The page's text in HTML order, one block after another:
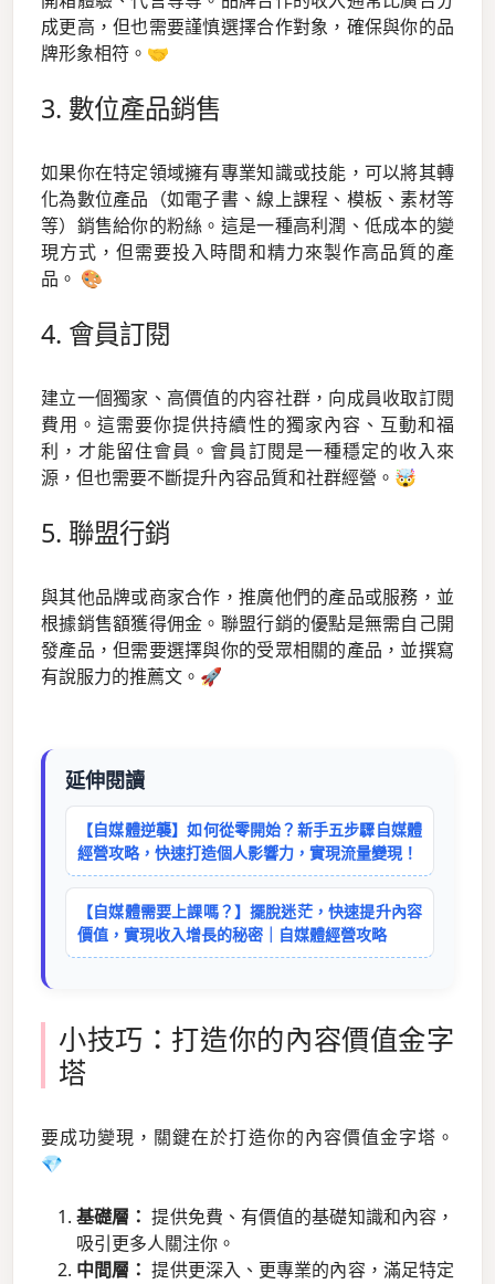
成更高，但也需要謹慎選擇合作對象，確保與你的品
牌形象相符。🤝
3. 數位產品銷售
如果你在特定領域擁有專業知識或技能，可以將其轉
化為數位產品（如電子書、線上課程、模板、素材等
等）銷售給你的粉絲。這是一種高利潤、低成本的變
現方式，但需要投入時間和精力來製作高品質的產
品。 🎨
4. 會員訂閱
建立一個獨家、高價值的内容社群，向成員收取訂閱
費用。這需要你提供持續性的獨家內容、互動和福
利，才能留住會員。會員訂閱是一種穩定的收入來
源，但也需要不斷提升內容品質和社群經營。🤯
5. 聯盟行銷
與其他品牌或商家合作，推廣他們的產品或服務，並
根據銷售額獲得佣金。聯盟行銷的優點是無需自己開
發產品，但需要選擇與你的受眾相關的產品，並撰寫
有說服力的推薦文。🚀
延伸閱讀
【自媒體逆襲】如何從零開始？新手五步驟自媒體
經營攻略，快速打造個人影響力，實現流量變現！
【自媒體需要上課嗎？】擺脫迷茫，快速提升內容
價值，實現收入增長的秘密｜自媒體經營攻略
小技巧：打造你的內容價值金字
塔
要成功變現，關鍵在於打造你的內容價值金字塔。
💎
基礎層： 提供免費、有價值的基礎知識和內容，
吸引更多人關注你。
中間層： 提供更深入、更專業的內容，滿足特定